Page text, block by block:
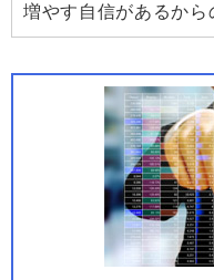
増やす自信があるから